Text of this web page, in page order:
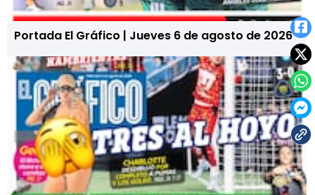
Portada El Gráfico | Jueves 6 de agosto de 2026